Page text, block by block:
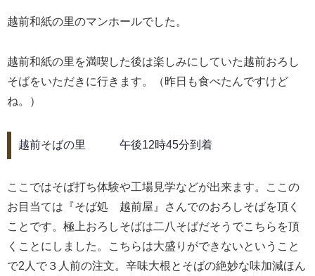
越前和紙の里のマンホールでした。
越前和紙の里を満喫した後は楽しみにしていた越前おろし
そばをいただきに行きます。（昨日も食べたんですけど
ね。）
越前そばの里 午後12時45分到着
ここではそば打ち体験や工場見学などが出来ます。ここの
お目当ては『そば処 越前屋』さんでのおろしそばを頂く
ことです。極上おろしそばは二八そばだそうでこちらを頂
くことにしました。こちらは大盛りができないということ
で2人で３人前の注文。辛味大根とそばの絶妙な味加減ほん